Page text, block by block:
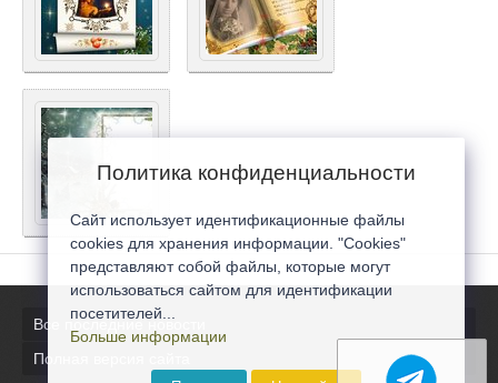
Все последние новости
Полная версия сайта
Политика конфиденциальности
Сайт использует идентификационные файлы
cookies для хранения информации. "Cookies"
представляют собой файлы, которые могут
использоваться сайтом для идентификации
посетителей...
Больше информации